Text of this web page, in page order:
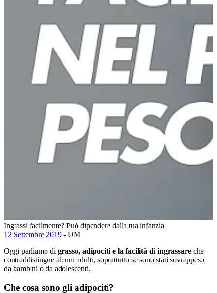
Ingrassi facilmente? Può dipendere dalla tua infanzia
12 Settembre 2019 - UM
Oggi parliamo di grasso, adipociti e la facilità di ingrassare che
contraddistingue alcuni adulti, soprattutto se sono stati sovrappeso
da bambini o da adolescenti.
Che cosa sono gli adipociti?